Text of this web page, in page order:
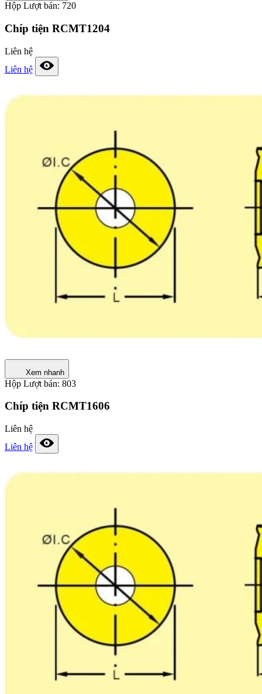
Hộp Lượt bán: 720
Chíp tiện RCMT1204
Liên hệ
Liên hệ
Xem nhanh
Hộp Lượt bán: 803
Chíp tiện RCMT1606
Liên hệ
Liên hệ